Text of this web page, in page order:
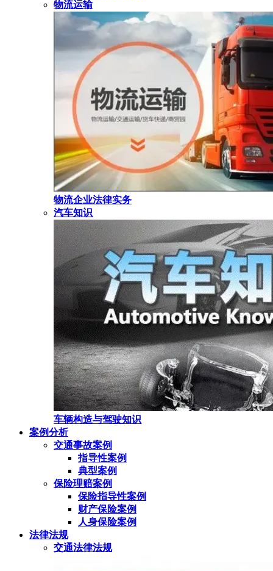
物流运输
物流企业法律实务
汽车知识
车辆构造与驾驶知识
案例分析
交通事故案例
指导性案例
典型案例
保险理赔案例
保险指导性案例
财产保险案例
人身保险案例
法律法规
交通法律法规